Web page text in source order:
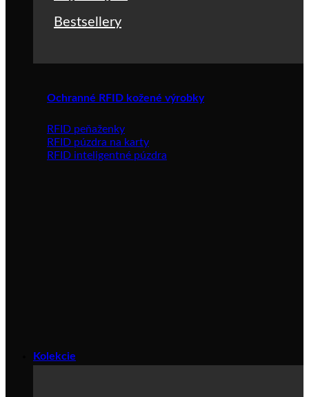
Bestsellery
Ochranné RFID kožené výrobky
RFID peňaženky
RFID púzdra na karty
RFID inteligentné púzdra
Kolekcie